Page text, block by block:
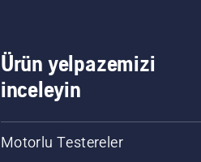
Ürün yelpazemizi
inceleyin
Motorlu Testereler